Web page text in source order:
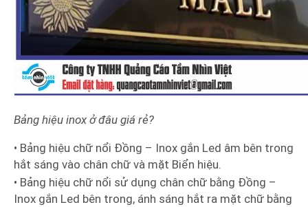
Bảng hiệu inox ở đâu giá rẻ?
• Bảng hiệu chữ nổi Đồng – Inox gắn Led âm bên trong
hắt sáng vào chân chữ và mặt Biển hiệu.
• Bảng hiệu chữ nổi sử dụng chân chữ bằng Đồng –
Inox gắn Led bên trong, ánh sáng hắt ra mặt chữ bằng